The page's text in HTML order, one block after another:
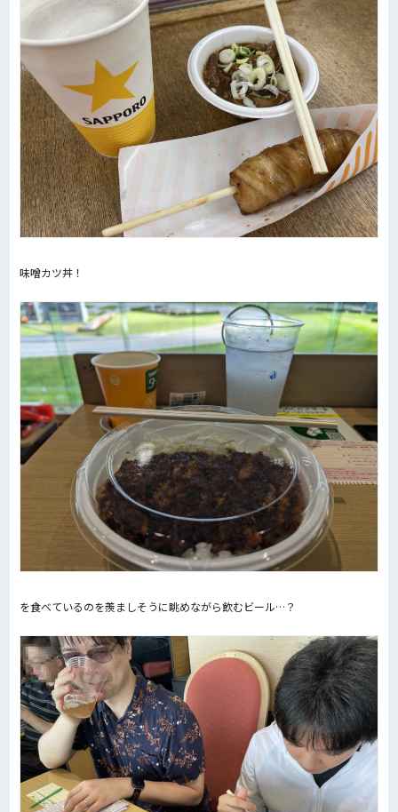
味噌カツ丼！
を食べているのを羨ましそうに眺めながら飲むビール…？